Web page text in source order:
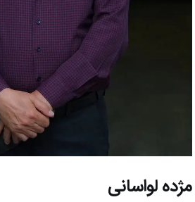
مژده لواسانی